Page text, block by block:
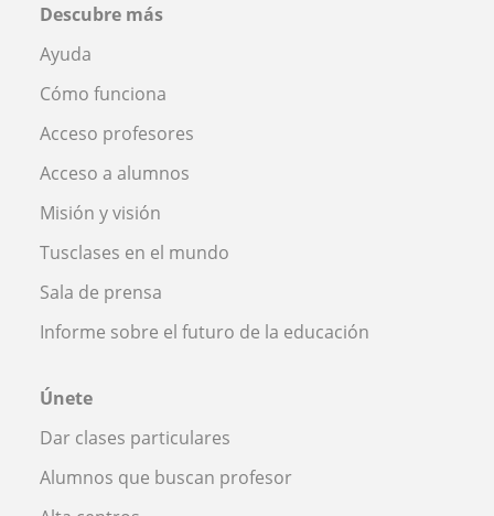
Descubre más
Ayuda
Cómo funciona
Acceso profesores
Acceso a alumnos
Misión y visión
Tusclases en el mundo
Sala de prensa
Informe sobre el futuro de la educación
Únete
Dar clases particulares
Alumnos que buscan profesor